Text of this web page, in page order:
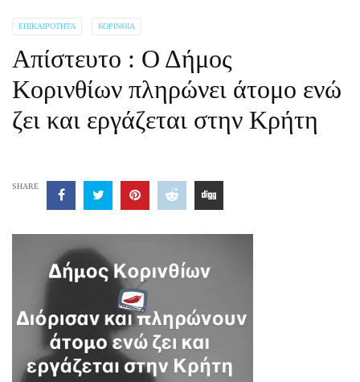
ΕΠΙΚΑΙΡΌΤΗΤΑ ΚΟΡΙΝΘΊΑ
Απίστευτο : Ο Δήμος
Κορινθίων πληρώνει άτομο ενώ
ζει και εργάζεται στην Κρήτη
SHARE